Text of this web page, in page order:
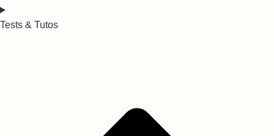
Tests & Tutos